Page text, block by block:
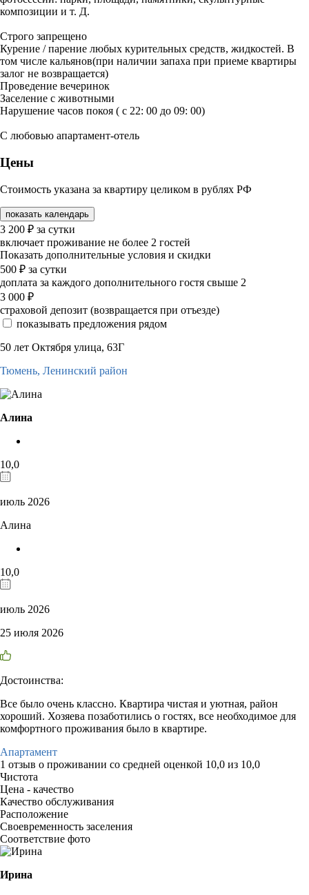
композиции и т. Д.
Строго запрещено
Курение / парение любых курительных средств, жидкостей. В
том числе кальянов(при наличии запаха при приеме квартиры
залог не возвращается)
Проведение вечеринок
Заселение с животными
Нарушение часов покоя ( с 22: 00 до 09: 00)
С любовью апартамент-отель
Цены
Стоимость указана за квартиру целиком в рублях РФ
показать календарь
3 200 ₽ за сутки
включает проживание не более 2 гостей
Показать дополнительные условия и скидки
500 ₽ за сутки
доплата за каждого дополнительного гостя свыше 2
3 000 ₽
страховой депозит (возвращается при отъезде)
показывать предложения рядом
50 лет Октября улица, 63Г
Тюмень, Ленинский район
Алина
10,0
июль 2026
Алина
10,0
июль 2026
25 июля 2026
Достоинства:
Все было очень классно. Квартира чистая и уютная, район
хороший. Хозяева позаботились о гостях, все необходимое для
комфортного проживания было в квартире.
Апартамент
1 отзыв о проживании со средней оценкой 10,0 из 10,0
Чистота
Цена - качество
Качество обслуживания
Расположение
Своевременность заселения
Соответствие фото
Ирина